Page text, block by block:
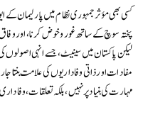
کسی بھی مؤثر جمہوری نظام میں پارلیمان کے
پختہ سوچ کے ساتھ غور و خوض کرنا، اور وفاق
لیکن پاکستان میں سینیٹ، جسے انہی
مفادات اور ذاتی وفاداریوں کی علامت بنتا
مہارت کی بنیاد پر نہیں، بلکہ تعلقات،